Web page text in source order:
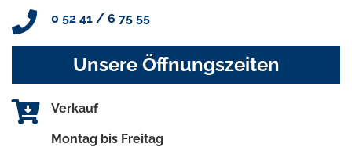
0 52 41 / 6 75 55
Unsere Öffnungszeiten
Verkauf
Montag bis Freitag